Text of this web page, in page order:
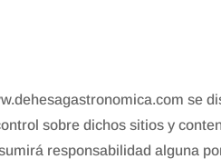
se
sobre dichos sitios y
responsabilidad alguna